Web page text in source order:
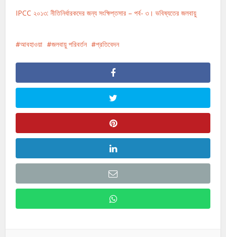
IPCC ২০১৩: নীতিনির্ধারকদের জন্য সংক্ষিপ্তসার – পর্ব- ৩। ভবিষ্যতের জলবায়ু
আবহাওয়া জলবায়ু পরিবর্তন প্রতিবেদন